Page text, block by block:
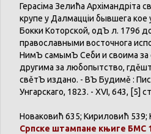
Герасіма Зелића Архімандріта
крупе у Далмацціи бывшега кое
Бокки Которской, одЪ л. 1796
православными восточнога
НимЪ самымЪ Себи и своима за
другима за любопытство,
свěтЪ издано. - ВЪ Будимě :
Унгарскаго, 1823. - XVI, 643, [5]
Новаковић 635; Кириловић 539;
Српске штампане књиге БМС